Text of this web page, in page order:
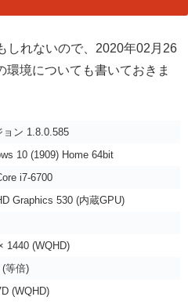
しれないので、2020年02月26
環境についても書いておきま
ョン 1.8.0.585
10 (1909) Home 64bit
i7-6700
Graphics 530 (内蔵GPU)
1440 (WQHD)
(等倍)
(WQHD)